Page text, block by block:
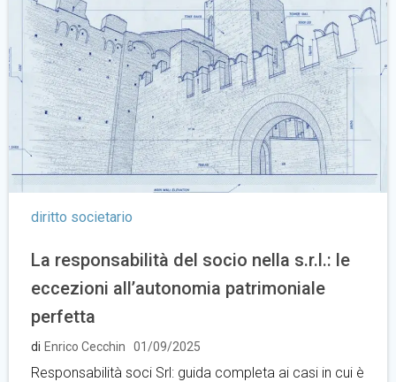
diritto societario
La responsabilità del socio nella s.r.l.: le
eccezioni all’autonomia patrimoniale
perfetta
di Enrico Cecchin 01/09/2025
Responsabilità soci Srl: guida completa ai casi in cui è